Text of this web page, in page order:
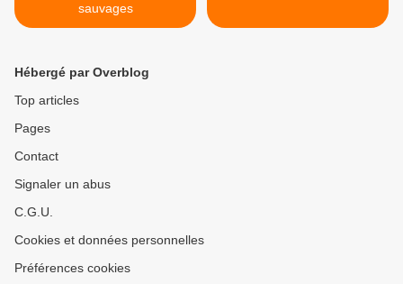
sauvages
Hébergé par Overblog
Top articles
Pages
Contact
Signaler un abus
C.G.U.
Cookies et données personnelles
Préférences cookies